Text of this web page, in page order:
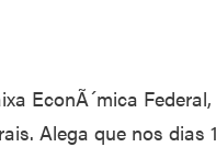
EconÃ´mica
Alega que nos dias